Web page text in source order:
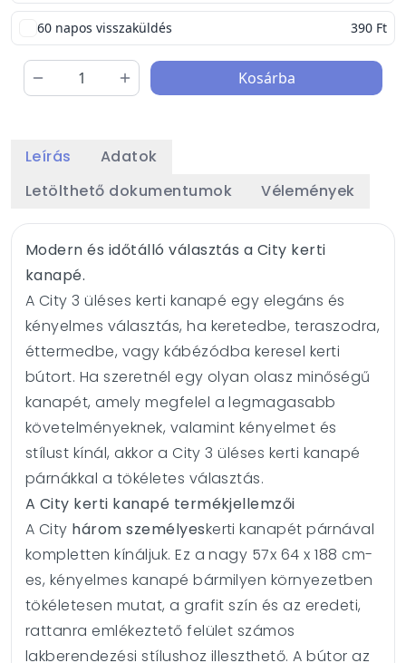
60 napos visszaküldés 390 Ft
Kosárba
Leírás
Adatok
Letölthető dokumentumok
Vélemények
Modern és időtálló választás a City kerti
kanapé.
A City 3 üléses kerti kanapé egy elegáns és
kényelmes választás, ha keretedbe, teraszodra,
éttermedbe, vagy kábézódba keresel kerti
bútort. Ha szeretnél egy olyan olasz minőségű
kanapét, amely megfelel a legmagasabb
követelményeknek, valamint kényelmet és
stílust kínál, akkor a City 3 üléses kerti kanapé
párnákkal a tökéletes választás.
A City kerti kanapé termékjellemzői
A City három személyeskerti kanapét párnával
kompletten kínáljuk. Ez a nagy 57x 64 x 188 cm-
es, kényelmes kanapé bármilyen környezetben
tökéletesen mutat, a grafit szín és az eredeti,
rattanra emlékeztető felület számos
lakberendezési stílushoz illeszthető. A bútor az